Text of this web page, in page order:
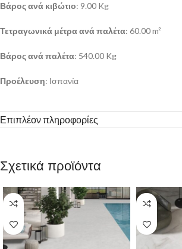
Βάρος ανά κιβώτιο: 9.00 Kg
Τετραγωνικά μέτρα ανά παλέτα: 60.00 m²
Βάρος ανά παλέτα: 540.00 Kg
Προέλευση: Ισπανία
Επιπλέον πληροφορίες
Σχετικά προϊόντα